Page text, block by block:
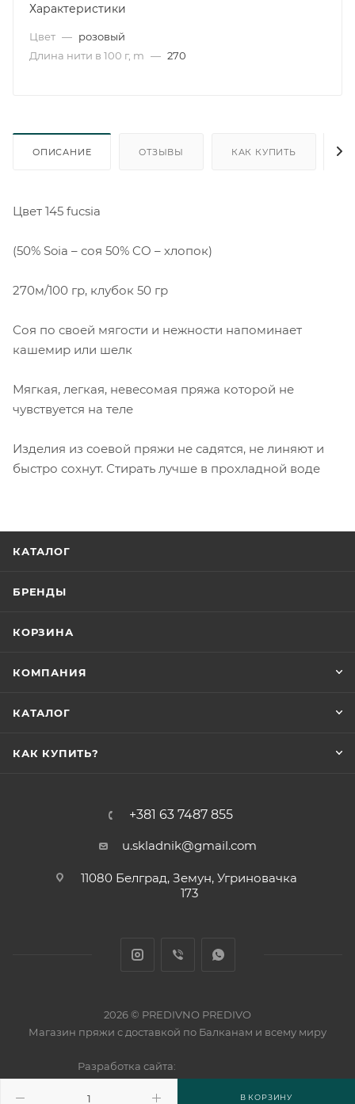
В КОРЗИНУ
Характеристики
Цвет — розовый
Длина нити в 100 г, m — 270
ОПИСАНИЕ ОТЗЫВЫ КАК КУПИТЬ
Цвет 145 fucsia
(50% Soia – соя 50% CO – хлопок)
270м/100 гр, клубок 50 гр
Соя по своей мягости и нежности напоминает
кашемир или шелк
Мягкая, легкая, невесомая пряжа которой не
чувствуется на теле
Изделия из соевой пряжи не садятся, не линяют и
быстро сохнут. Стирать лучше в прохладной воде
КАТАЛОГ
БРЕНДЫ
КОРЗИНА
КОМПАНИЯ
КАТАЛОГ
КАК КУПИТЬ?
+381 63 7487 855
u.skladnik@gmail.com
11080 Белград, Земун, Угриновачка
173
2026 © PREDIVNO PREDIVO
Магазин пряжи с доставкой по Балканам и всему миру
Разработка сайта: